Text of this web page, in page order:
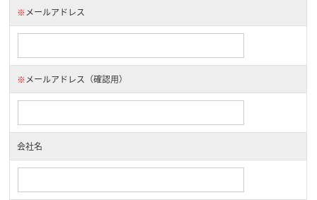
※メールアドレス
※メールアドレス（確認用）
会社名